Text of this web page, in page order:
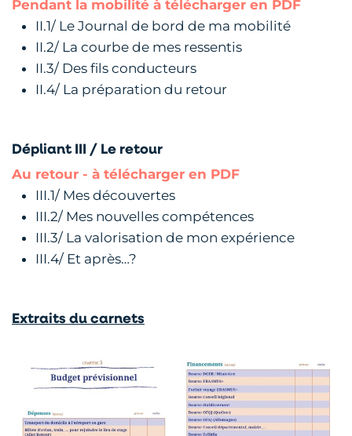
Pendant la mobilité à télécharger en PDF
II.1/ Le Journal de bord de ma mobilité
II.2/ La courbe de mes ressentis
II.3/ Des fils conducteurs
II.4/ La préparation du retour
Dépliant III / Le retour
Au retour - à télécharger en PDF
III.1/ Mes découvertes
III.2/ Mes nouvelles compétences
III.3/ La valorisation de mon expérience
III.4/ Et après…?
Extraits du carnets